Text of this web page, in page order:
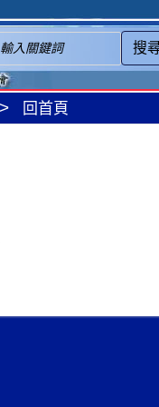
搜
回首頁